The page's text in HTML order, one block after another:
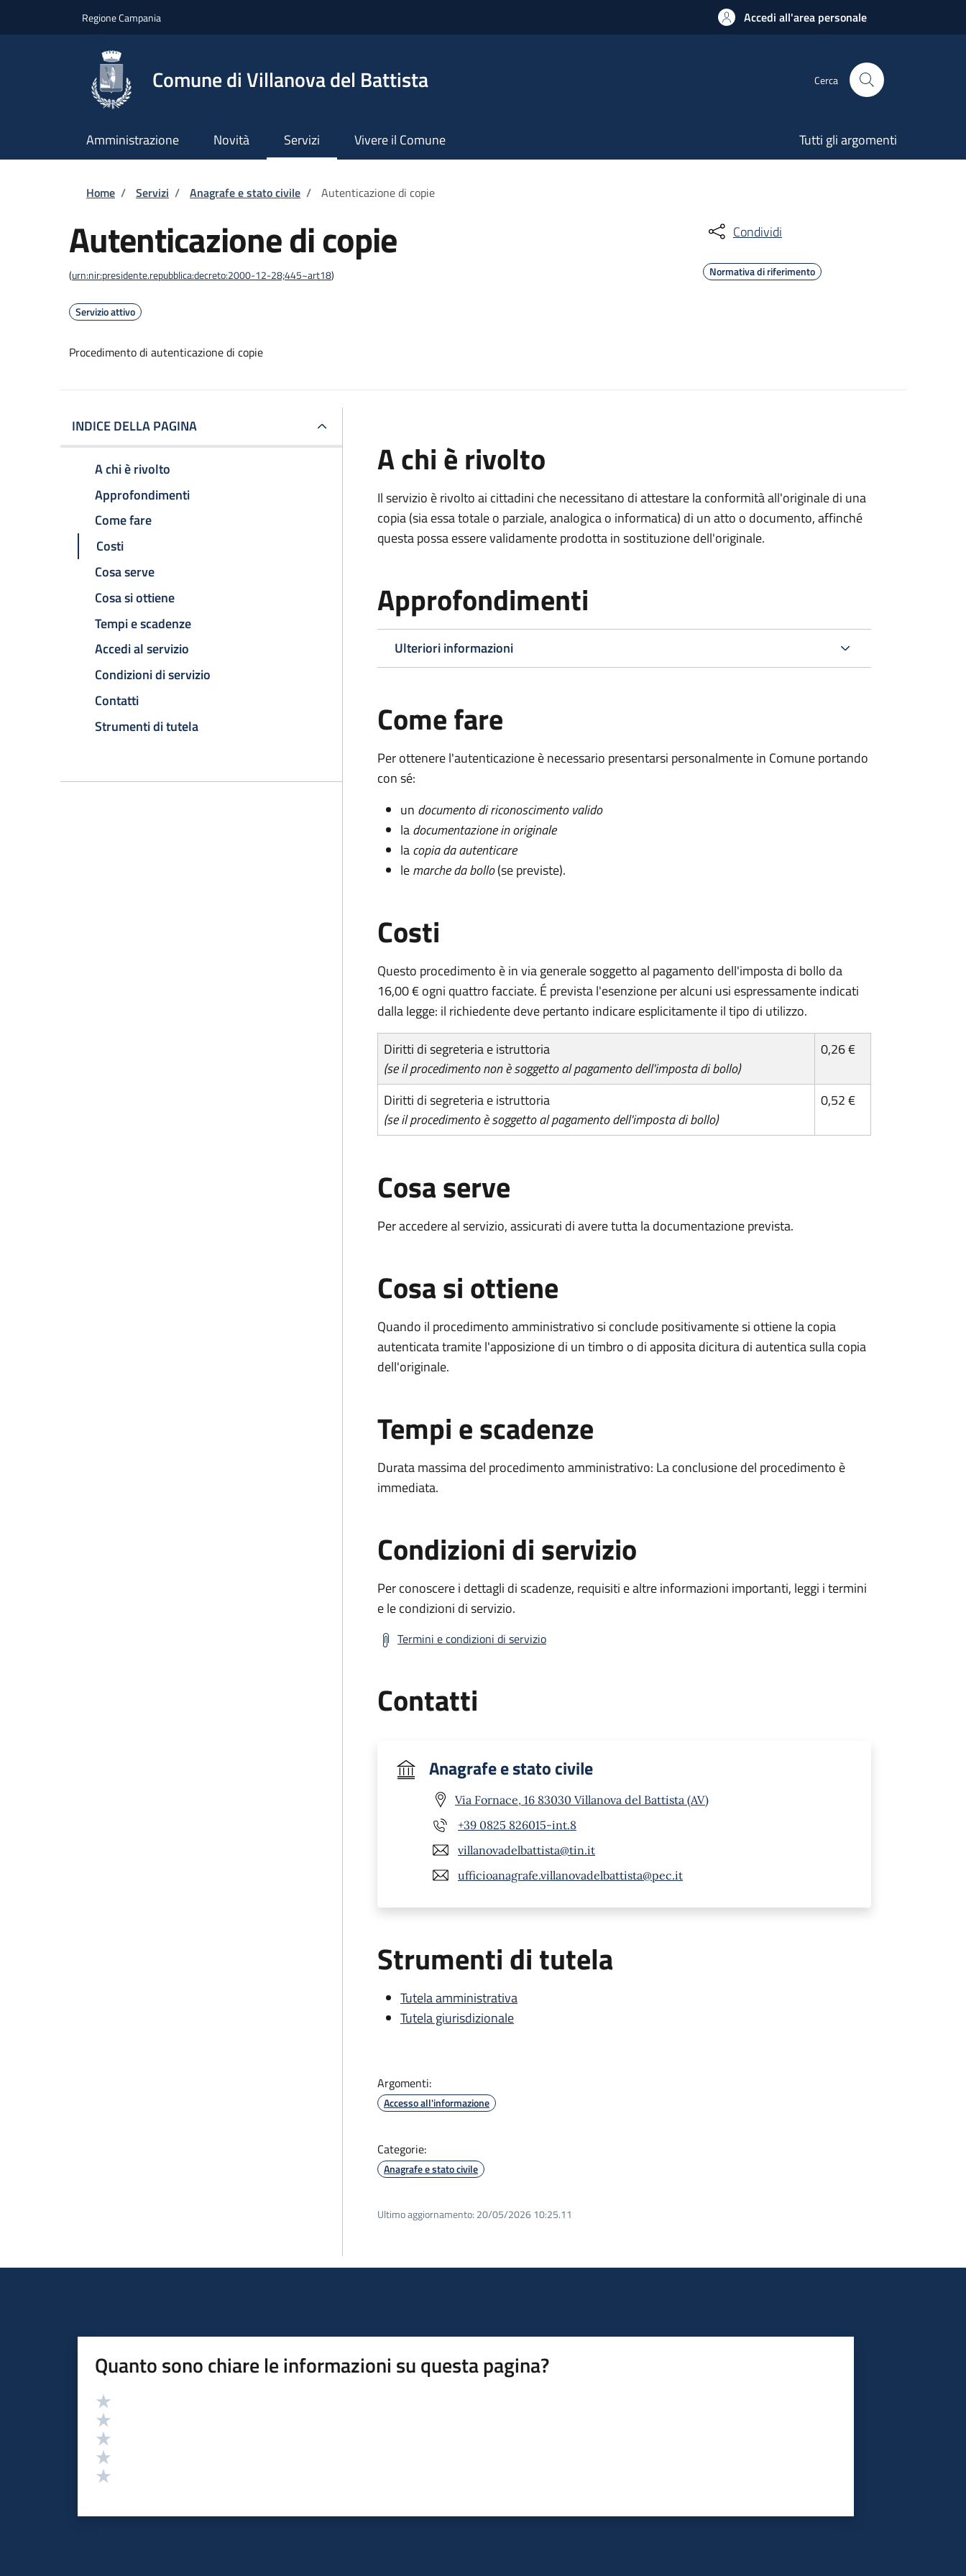
Regione Campania Accedi all'area personale
Comune di Villanova del Battista Cerca
Amministrazione Novità Servizi Vivere il Comune Tutti gli argomenti
Briciole di pane
Home / Servizi / Anagrafe e stato civile / Autenticazione di copie
Autenticazione di copie
(urn:nir:presidente.repubblica:decreto:2000-12-28;445~art18)
Servizio attivo
Procedimento di autenticazione di copie
Condividi
Normativa di riferimento
INDICE DELLA PAGINA
A chi è rivolto
Approfondimenti
Come fare
Costi
Cosa serve
Cosa si ottiene
Tempi e scadenze
Accedi al servizio
Condizioni di servizio
Contatti
Strumenti di tutela
A chi è rivolto
Il servizio è rivolto ai cittadini che necessitano di attestare la conformità all'originale di una
copia (sia essa totale o parziale, analogica o informatica) di un atto o documento, affinché
questa possa essere validamente prodotta in sostituzione dell'originale.
Approfondimenti
Ulteriori informazioni
Come fare
Per ottenere l'autenticazione è necessario presentarsi personalmente in Comune portando
con sé:
un documento di riconoscimento valido
ladocumentazione in originale
lacopia da autenticare
lemarche da bollo(se previste).
Costi
Questo procedimento è in via generale soggetto al pagamento dell'imposta di bollo da
16,00 € ogni quattro facciate. É prevista l'esenzione per alcuni usi espressamente indicati
dalla legge: il richiedente deve pertanto indicare esplicitamente il tipo di utilizzo.
Diritti di segreteria e istruttoria
(se il procedimento non è soggetto al pagamento dell'imposta di bollo)
0,26 €
Diritti di segreteria e istruttoria
(se il procedimento è soggetto al pagamento dell'imposta di bollo)
0,52 €
Cosa serve
Per accedere al servizio, assicurati di avere tutta la documentazione prevista.
Cosa si ottiene
Quando il procedimento amministrativo si conclude positivamente si ottiene la copia
autenticata tramite l'apposizione di un timbro o di apposita dicitura di autentica sulla copia
dell'originale.
Tempi e scadenze
Durata massima del procedimento amministrativo: La conclusione del procedimento è
immediata.
Condizioni di servizio
Per conoscere i dettagli di scadenze, requisiti e altre informazioni importanti, leggi i termini
e le condizioni di servizio.
Termini e condizioni di servizio
Contatti
Anagrafe e stato civile
Via Fornace, 16 83030 Villanova del Battista (AV)
+39 0825 826015-int.8
villanovadelbattista@tin.it
ufficioanagrafe.villanovadelbattista@pec.it
Strumenti di tutela
Tutela amministrativa
Tutela giurisdizionale
Argomenti:
Accesso all'informazione
Categorie:
Anagrafe e stato civile
Ultimo aggiornamento: 20/05/2026 10:25.11
Quanto sono chiare le informazioni su questa pagina?
Valutazione